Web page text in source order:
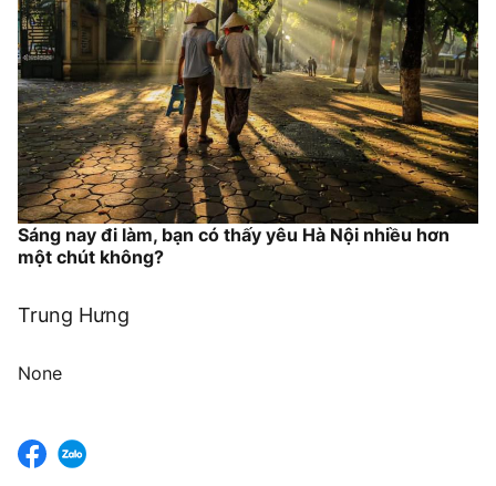
Sáng nay đi làm, bạn có thấy yêu Hà Nội nhiều hơn
một chút không?
Trung Hưng
None